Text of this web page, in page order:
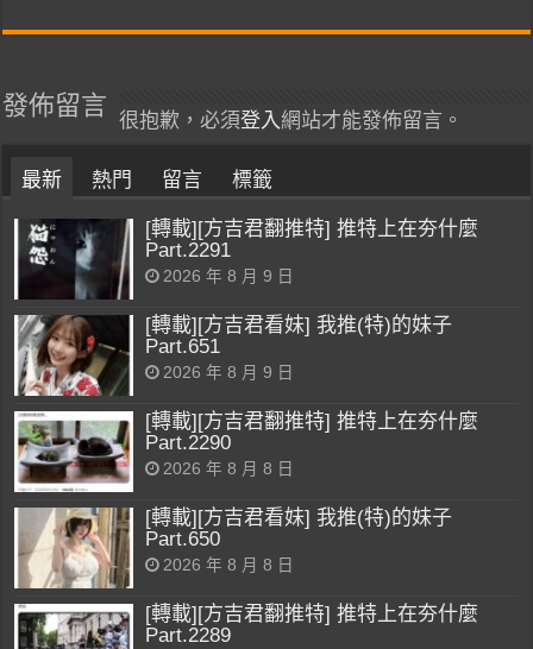
發佈留言
很抱歉，必須登入 網站才能發佈留言。
最新 熱門 留言 標籤
[轉載][方吉君翻推特] 推特上在夯什麼
Part.2291
2026 年 8 月 9 日
[轉載][方吉君看妹] 我推(特)的妹子
Part.651
2026 年 8 月 9 日
[轉載][方吉君翻推特] 推特上在夯什麼
Part.2290
2026 年 8 月 8 日
[轉載][方吉君看妹] 我推(特)的妹子
Part.650
2026 年 8 月 8 日
[轉載][方吉君翻推特] 推特上在夯什麼
Part.2289